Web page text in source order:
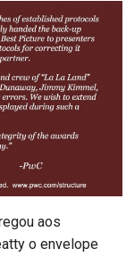
aos
o envelope